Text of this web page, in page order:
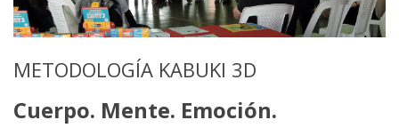
METODOLOGÍA KABUKI 3D
Cuerpo. Mente. Emoción.